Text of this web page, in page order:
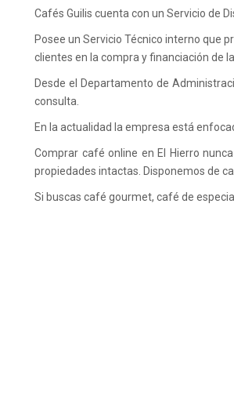
Cafés Guilis cuenta con un Servicio de
Posee un Servicio Técnico interno que
clientes en la compra y financiación de
Desde el Departamento de
consulta.
En la actualidad la empresa está
Comprar café online en El Hierro
propiedades intactas. Disponemos de
Si buscas café gourmet, café de